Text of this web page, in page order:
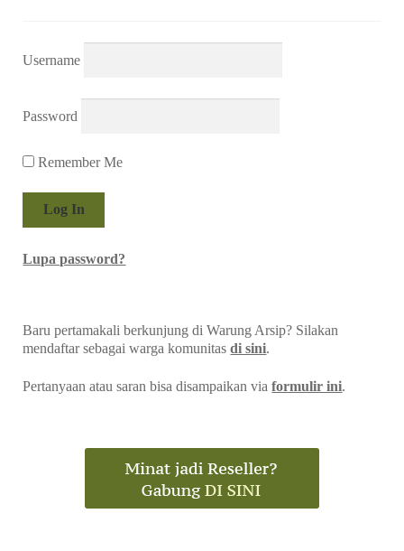
Username
Password
Remember Me
Lupa password?
Baru pertamakali berkunjung di Warung Arsip? Silakan
mendaftar sebagai warga komunitasdi sini.
Pertanyaan atau saran bisa disampaikan viaformulir ini.